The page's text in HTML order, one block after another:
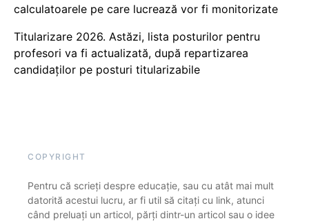
calculatoarele pe care lucrează vor fi monitorizate
Titularizare 2026. Astăzi, lista posturilor pentru
profesori va fi actualizată, după repartizarea
candidaților pe posturi titularizabile
COPYRIGHT
Pentru că scrieți despre educație, sau cu atât mai mult
datorită acestui lucru, ar fi util să citați cu link, atunci
când preluați un articol, părți dintr-un articol sau o idee